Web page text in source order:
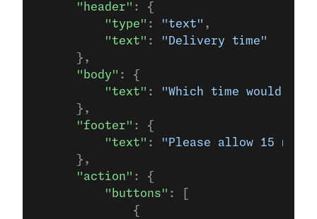
      "header"
: {
          "type"
: "text" ,
          "text"
:
"Delivery time"
      },
      "body"
: {
          "text"
:
"Which time would
      },
      "footer"
: {
          "text"
:
"Please allow 15
      },
      "action"
: {
          "buttons"
: [
              {